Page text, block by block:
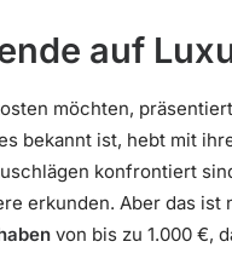
auf
möchten,
bekannt ist, hebt mit
konfrontiert
erkunden. Aber das ist
von bis zu 1.000 €,